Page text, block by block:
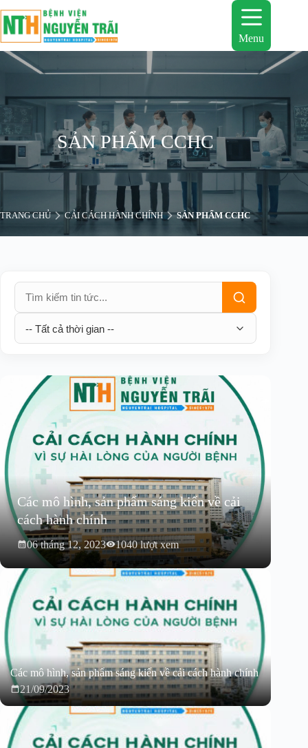
đến
phần
nội
dung
Menu
SẢN PHẨM CCHC
TRANG CHỦ CẢI CÁCH HÀNH CHÍNH SẢN PHẨM CCHC
Các mô hình, sản phẩm sáng kiến về cải
cách hành chính
06 tháng 12, 2023 1040 lượt xem
Các mô hình, sản phẩm sáng kiến về cải cách hành chính
21/09/2023